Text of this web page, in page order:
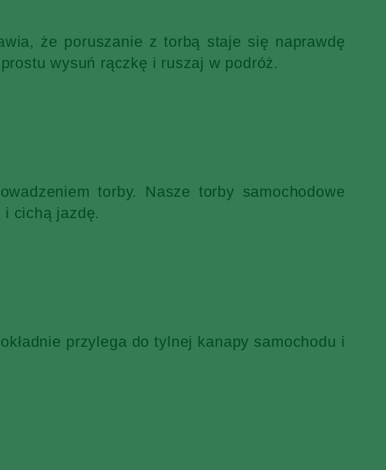
że poruszanie z torbą staje się naprawdę
wysuń rączkę i ruszaj w podróż.
torby. Nasze torby samochodowe
i cichą jazdę.
przylega do tylnej kanapy samochodu i